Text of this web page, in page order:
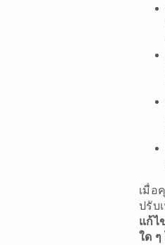
เมื่อ
ปรับ
แก้ไ
ใด ๆ